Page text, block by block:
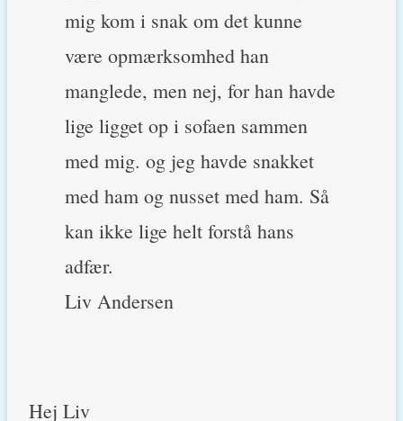
mig kom i snak om det kunne
være opmærksomhed han
manglede, men nej, for han havde
lige ligget op i sofaen sammen
med mig. og jeg havde snakket
med ham og nusset med ham. Så
kan ikke lige helt forstå hans
adfær.
Liv Andersen
Hej Liv